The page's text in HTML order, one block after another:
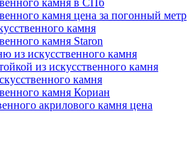
камня в СПб
камня цена за погонный метр
камня
камня Staron
из искусственного камня
из искусственного камня
камня
камня Кориан
акрилового камня цена